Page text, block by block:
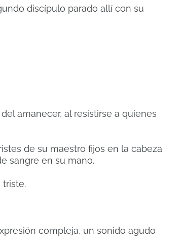
discípulo parado allí con su
amanecer, al resistirse a quienes
de su maestro fijos en la cabeza
sangre en su mano.
triste.
compleja, un sonido agudo